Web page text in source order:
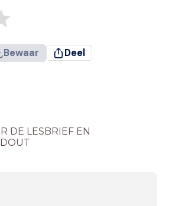
Bewaar Deel
DE LESBRIEF EN